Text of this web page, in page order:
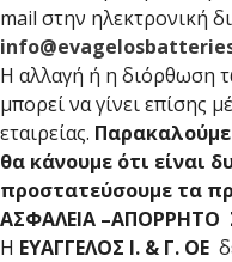
mail στην ηλεκτρονική
Η αλλαγή ή η διόρθωση
μπορεί να γίνει επίσης
εταιρείας.
θα κάνουμε ότι είναι
προστατεύσουμε τα
ΑΣΦΑΛΕΙΑ
Η ΕΥΑΓΓΕΛΟΣ Ι. & Γ. ΟΕ